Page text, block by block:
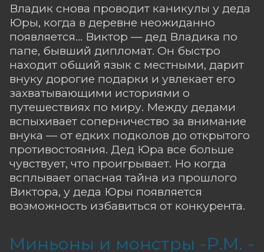
Владик снова проводит каникулы у деда
Юры, когда в деревне неожиданно
появляется… Виктор — дед Владика по
папе, бывший дипломат. Он быстро
находит общий язык с местными, дарит
внуку дорогие подарки и увлекает его
захватывающими историями о
путешествиях по миру. Между дедами
вспыхивает соперничество за внимание
внука — от едких подколов до открытого
противостояния. Дед Юра все больше
чувствует, что проигрывает. Но когда
всплывает опасная тайна из прошлого
Виктора, у деда Юры появляется
возможность избавиться от конкурента.
Миньоны и монстры -Р.М. -